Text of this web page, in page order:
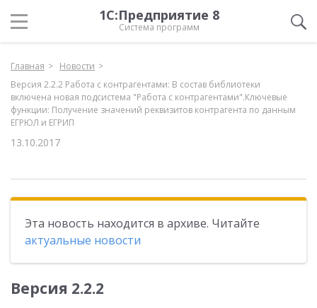
1С:Предприятие 8
Система программ
Главная
Новости
Версия 2.2.2 Работа с контрагентами: В состав библиотеки
включена новая подсистема "Работа с контрагентами".Ключевые
функции: Получение значений реквизитов контрагента по данным
ЕГРЮЛ и ЕГРИП
13.10.2017
Эта новость находится в архиве. Читайте
актуальные новости
Версия 2.2.2